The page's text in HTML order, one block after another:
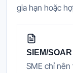
gia hạn hoặc
SIEM/
SME chỉ nên